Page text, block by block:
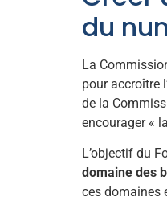
du
La
pour accroître
de la
encourager «
L’objectif du
domaine des
ces domaines